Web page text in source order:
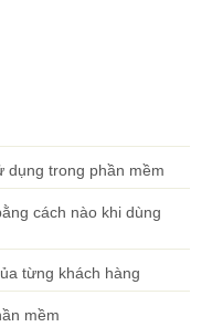
dụng trong phần mềm
cách nào khi dùng
từng khách hàng
mềm